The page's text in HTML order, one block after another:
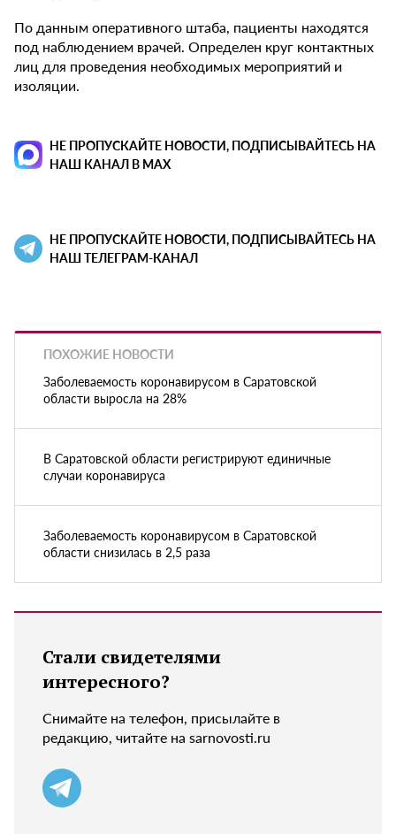
По данным оперативного штаба, пациенты находятся
под наблюдением врачей. Определен круг контактных
лиц для проведения необходимых мероприятий и
изоляции.
НЕ ПРОПУСКАЙТЕ НОВОСТИ, ПОДПИСЫВАЙТЕСЬ НА
НАШ КАНАЛ В MAX
НЕ ПРОПУСКАЙТЕ НОВОСТИ, ПОДПИСЫВАЙТЕСЬ НА
НАШ ТЕЛЕГРАМ-КАНАЛ
ПОХОЖИЕ НОВОСТИ
Заболеваемость коронавирусом в Саратовской
области выросла на 28%
В Саратовской области регистрируют единичные
случаи коронавируса
Заболеваемость коронавирусом в Саратовской
области снизилась в 2,5 раза
Стали свидетелями
интересного?
Снимайте на телефон, присылайте в
редакцию, читайте на sarnovosti.ru